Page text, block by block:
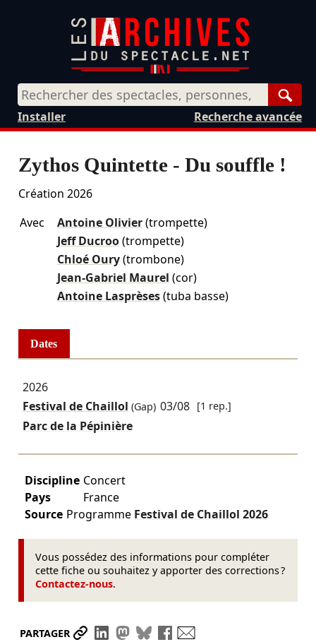
Recherche avancée
Installer
Zythos Quintette - Du souffle !
Création 2026
Avec
Antoine Olivier (trompette)
Jeff Ducroo (trompette)
Chloé Oury (trombone)
Jean-Gabriel Maurel (cor)
Antoine Lasprèses (tuba basse)
Dates
2026
Festival de Chaillol (Gap) 03/08 [1 rep.]
Parc de la Pépinière
Discipline Concert
Pays
France
Source Programme Festival de Chaillol 2026
Vous possédez des informations pour compléter
cette fiche ou souhaitez y apporter des corrections ?
Contactez-nous.
PARTAGER Partager le lien
Partager sur LinkedIn
Partager sur Mastodon
Partager sur Bluesky
Partager sur Facebook